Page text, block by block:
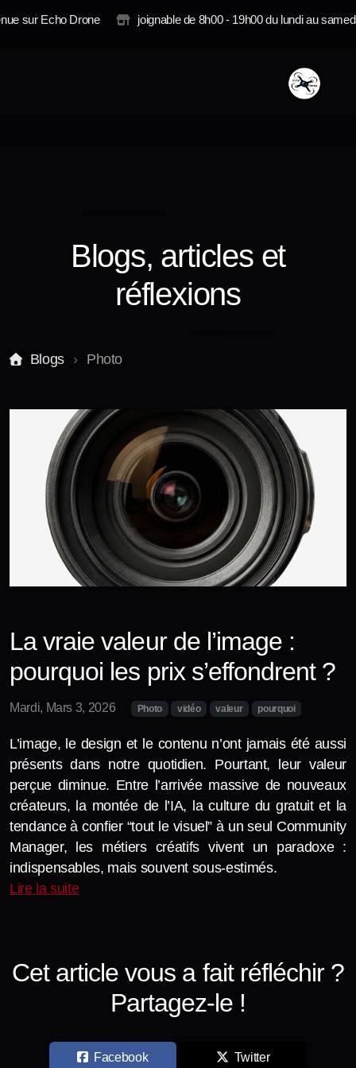
sur Echo Drone joignable de 8h00 - 19h00 du lundi au
Blogs, articles et
réflexions
Blogs Photo
La vraie valeur de l’image :
pourquoi les prix s’effondrent ?
Mardi, Mars 3, 2026 Photo vidéo valeur pourquoi
L’image, le design et le contenu n’ont jamais été aussi
présents dans notre quotidien. Pourtant, leur valeur
perçue diminue. Entre l’arrivée massive de nouveaux
créateurs, la montée de l’IA, la culture du gratuit et la
tendance à confier “tout le visuel” à un seul Community
Manager, les métiers créatifs vivent un paradoxe :
indispensables, mais souvent sous-estimés.
Lire la suite
Cet article vous a fait réfléchir ?
Partagez-le !
Facebook Twitter
Imagerie Technique
Accès formation
Je réserve un stage ou une initiation !
Professionnel
Photo-nature